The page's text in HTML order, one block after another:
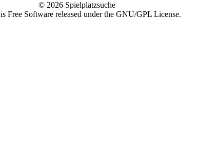
© 2026 Spielplatzsuche
is Free Software released under the GNU/GPL License.